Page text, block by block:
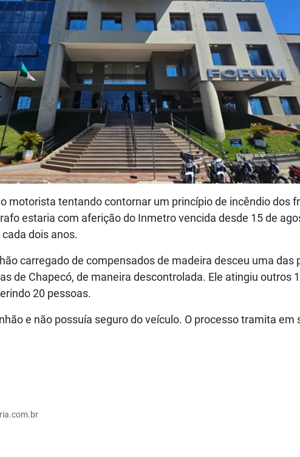
motorista tentando contornar um princípio de incêndio dos
estaria com aferição do Inmetro vencida desde 15 de
dois anos.
carregado de compensados de madeira desceu uma das
de Chapecó, de maneira descontrolada. Ele atingiu outros
20 pessoas.
e não possuía seguro do veículo. O processo tramita em